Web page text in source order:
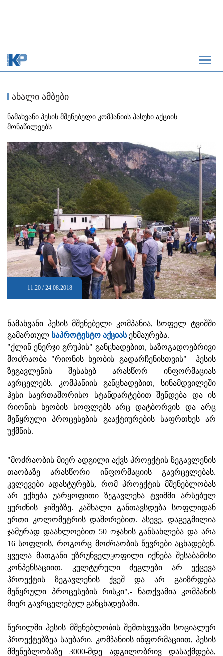
ახალი ამბები
ნამახვანი ჰესის მშენებელი კომპანიის პასუხი აქციის
მონაწილეებს
11:20 / 24.08.2018
ნამახვანი ჰესის მშენებელი კომპანია, სოფელ ტვიშში
გამართულ საპროტესტო აქციასეხმაურება.
"ქლინ ენერჯი გრუპის" განცხადებით, საზოგადოებრივი
მოძრაობა "რიონის ხეობის გადარჩენისთვის" ჰესის
ზეგავლენის შესახებ არასწორ ინფორმაციას
ავრცელებს. კომპანიის განცხადებით, სინამდვილეში
ჰესი საერთაშორისო სტანდარტებით შენდება და ის
რიონის ხეობის სოფლებს არც დატბორვის და არც
მეწყრული პროცესების გააქტიურების საფრთხეს არ
უქმნის.
"მოძრაობის მიერ ადგილი აქვს პროექტის ზეგავლენის
თაობაზე არასწორი ინფორმაციის გავრცელებას.
კვლევები ადასტურებს, რომ პროექტის მშენებლობას
არ ექნება უარყოფითი ზეგავლენა ტვიშში არსებულ
ყურძნის ჯიშებზე. კაშხალი განთავსდება სოფლიდან
ერთი კოლომეტრის დაშორებით. ასევე, დაგეგმილია
ჯამურად დაახლოებით 50 ოჯახის განსახლება და არა
16 სოფლის, როგორც მოძრაობის წევრები აცხადებენ.
ყველა მათგანი უზრუნველყოფილი იქნება შესაბამისი
კონპენსაციით. კულტურული ძეგლები არ ექცევა
პროექტის ზეგავლენის ქვეშ და არ გაიზრდება
მეწყრული პროცესების რისკი",- ნათქვამია კომპანის
მიერ გავრცელებულ განცხადებაში.
წერილში ჰესის მშენებლობის შემთხვევაში სოციალურ
პროექტებზეა საუბარი. კომპანიის ინფორმაციით, ჰესის
მშენებლობაზე 3000-მდე ადგილობრივ დასაქმდება,